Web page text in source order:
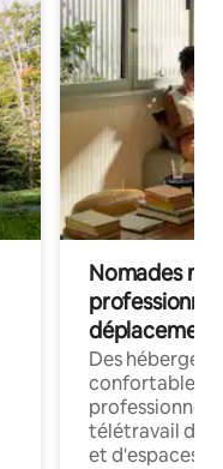
Nomades
déplacement
Des
confortables
professionnels
télétravail
et d'espaces